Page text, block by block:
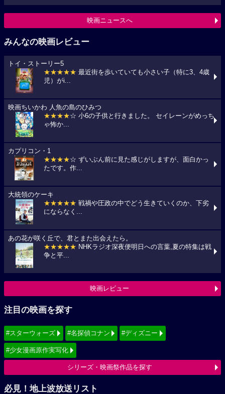
映画ニュースへ
みんなの映画レビュー
トイ・ストーリー5
★★★★★ 最近街を歩いていても小さい子（特に3、4歳
児）がi...
映画ちいかわ 人魚の島のひみつ
★★★★☆ 小6の子供と行きました。 セイレーンがめっち
ゃ怖か...
カプリコン・1
★★★★☆ ずいぶん前に見た感じがしますが、面白かっ
たです。作...
大統領のケーキ
★★★★★ 戦禍や圧政の中でどう生きていくのか、下劣
にならなく...
あの花が咲く丘で、君とまた出会えたら。
★★★★★ NHKラジオ深夜便明日への言葉,夏の特集は戦
争と平...
映画レビュー
注目の映画を探す
#スターウォーズ #名探偵コナン #ディズニー
#少女漫画原作実写化
シリーズ・映画祭作品を探す
必見！地上波放送リスト